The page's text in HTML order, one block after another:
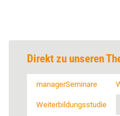
Direkt zu unseren
managerSeminare
Weiterbildungsstudie